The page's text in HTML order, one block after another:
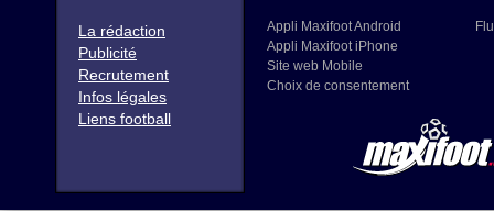
La rédaction
Publicité
Recrutement
Infos légales
Liens football
Appli Maxifoot Android
Appli Maxifoot iPhone
Site web Mobile
Choix de consentement